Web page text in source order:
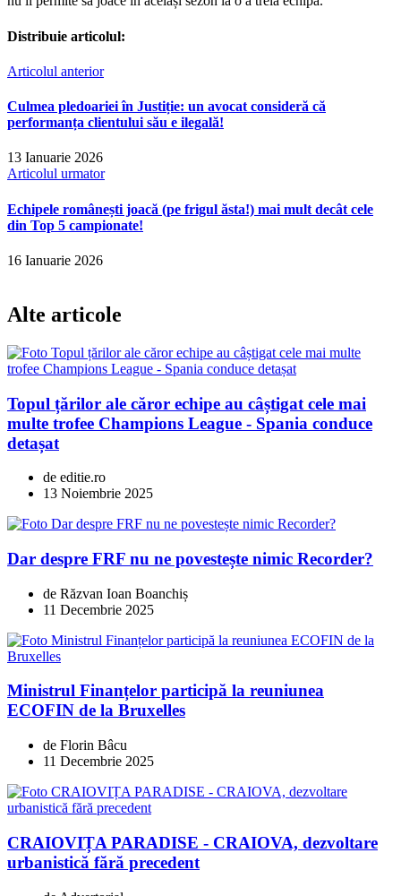
Distribuie articolul:
Articolul anterior
Culmea pledoariei în Justiție: un avocat consideră că
performanța clientului său e ilegală!
13 Ianuarie 2026
Articolul urmator
Echipele românești joacă (pe frigul ăsta!) mai mult decât cele
din Top 5 campionate!
16 Ianuarie 2026
Alte articole
Topul țărilor ale căror echipe au câștigat cele mai
multe trofee Champions League - Spania conduce
detașat
de editie.ro
13 Noiembrie 2025
Dar despre FRF nu ne povestește nimic Recorder?
de Răzvan Ioan Boanchiș
11 Decembrie 2025
Ministrul Finanțelor participă la reuniunea
ECOFIN de la Bruxelles
de Florin Bâcu
11 Decembrie 2025
CRAIOVIȚA PARADISE - CRAIOVA, dezvoltare
urbanistică fără precedent